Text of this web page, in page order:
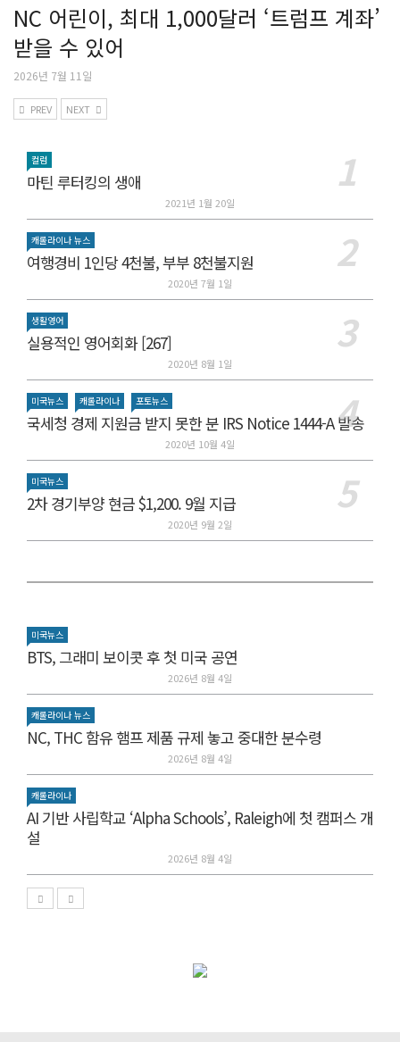
NC 어린이, 최대 1,000달러 ‘트럼프 계좌’
받을 수 있어
2026년 7월 11일
PREV NEXT
컬럼
마틴 루터킹의 생애
2021년 1월 20일
캐롤라이나 뉴스
여행경비 1인당 4천불, 부부 8천불지원
2020년 7월 1일
생활영어
실용적인 영어회화 [267]
2020년 8월 1일
미국뉴스 캐롤라이나 포토뉴스
국세청 경제 지원금 받지 못한 분 IRS Notice 1444-A 발송
2020년 10월 4일
미국뉴스
2차 경기부양 현금 $1,200. 9월 지급
2020년 9월 2일
미국뉴스
BTS, 그래미 보이콧 후 첫 미국 공연
2026년 8월 4일
캐롤라이나 뉴스
NC, THC 함유 햄프 제품 규제 놓고 중대한 분수령
2026년 8월 4일
캐롤라이나
AI 기반 사립학교 ‘Alpha Schools’, Raleigh에 첫 캠퍼스 개
설
2026년 8월 4일